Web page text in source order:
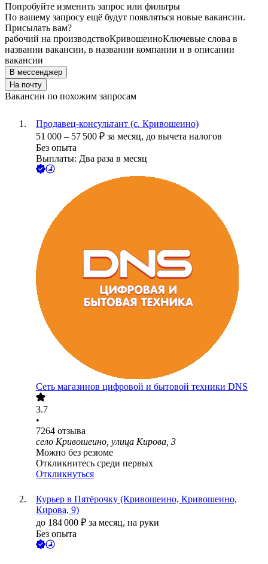
Попробуйте изменить запрос или фильтры
По вашему запросу ещё будут появляться новые вакансии.
Присылать вам?
рабочий на производствоКривошеиноКлючевые слова в
названии вакансии, в названии компании и в описании
вакансии
В мессенджер
На почту
Вакансии по похожим запросам
Продавец-консультант (с. Кривошеино)
51 000 – 57 500 ₽ за месяц, до вычета налогов
Без опыта
Выплаты: Два раза в месяц
Сеть магазинов цифровой и бытовой техники DNS
3.7
•
7264 отзыва
село Кривошеино, улица Кирова, 3
Можно без резюме
Откликнитесь среди первых
Откликнуться
Курьер в Пятёрочку (Кривошеино, Кривошеино,
Кирова, 9)
до 184 000 ₽ за месяц, на руки
Без опыта